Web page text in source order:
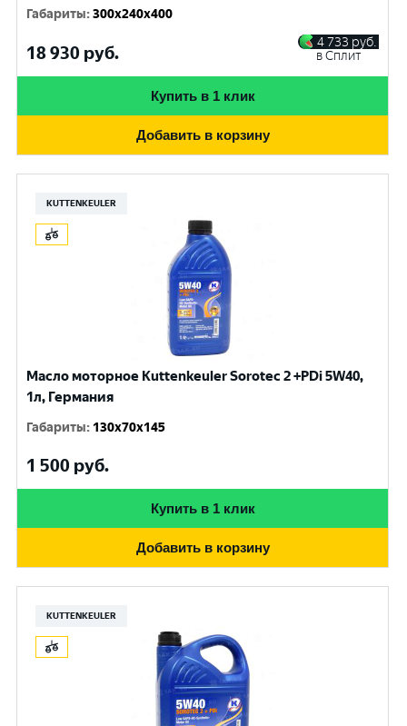
Габариты:300x240x400
18 930 руб.
4 733 руб.
в Сплит
Купить в 1 клик
Добавить в корзину
KUTTENKEULER
Масло моторное Kuttenkeuler Sorotec 2 +PDi 5W40,
1л, Германия
Габариты: 130x70x145
1 500 руб.
Купить в 1 клик
Добавить в корзину
KUTTENKEULER